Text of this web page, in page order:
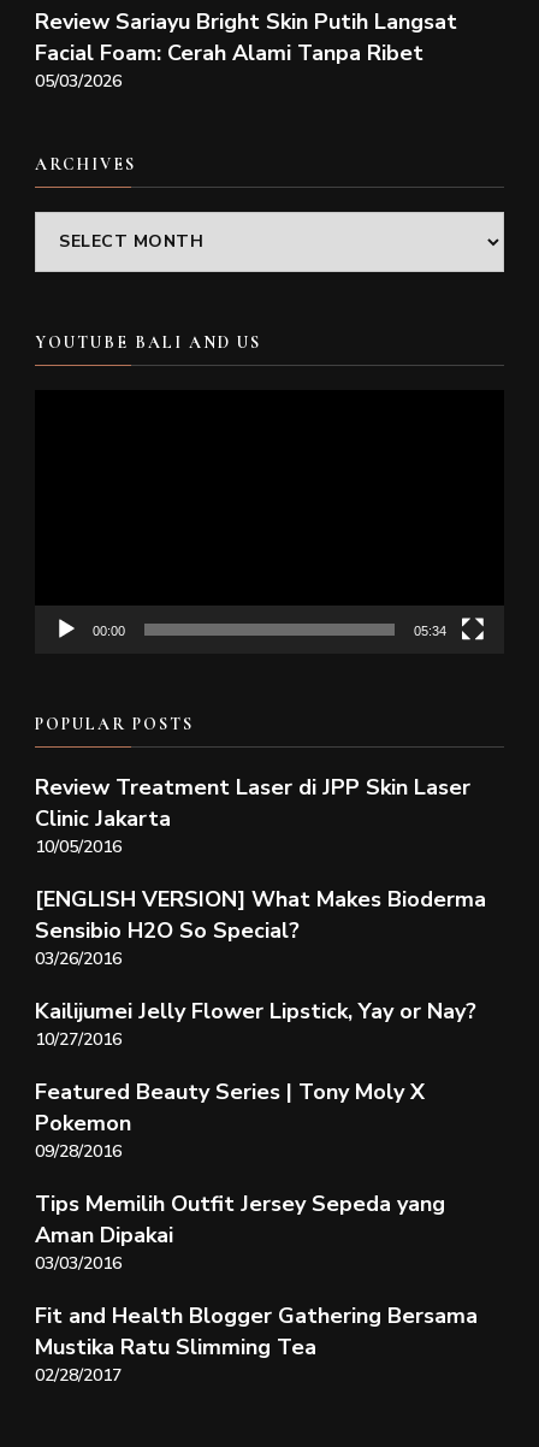
Review Sariayu Bright Skin Putih Langsat
Facial Foam: Cerah Alami Tanpa Ribet
05/03/2026
ARCHIVES
Archives
YOUTUBE BALI AND US
00:00 05:34
POPULAR POSTS
Review Treatment Laser di JPP Skin Laser
Clinic Jakarta
10/05/2016
[ENGLISH VERSION] What Makes Bioderma
Sensibio H2O So Special?
03/26/2016
Kailijumei Jelly Flower Lipstick, Yay or Nay?
10/27/2016
Featured Beauty Series | Tony Moly X
Pokemon
09/28/2016
Tips Memilih Outfit Jersey Sepeda yang
Aman Dipakai
03/03/2016
Fit and Health Blogger Gathering Bersama
Mustika Ratu Slimming Tea
02/28/2017